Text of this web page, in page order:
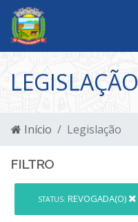
LEGISLAÇÃO
Início Legislação
FILTRO
STATUS: REVOGADA(O)